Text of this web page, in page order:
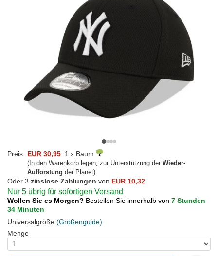
Preis: EUR 30,95 1 x Baum
(In den Warenkorb legen, zur Unterstützung der Wieder-
Aufforstung der Planet)
Oder 3 zinslose Zahlungen von EUR 10,32
Nur 5 übrig für sofortigen Versand
Wollen Sie es Morgen? Bestellen Sie innerhalb von 7 Stunden
34 Minuten
Universalgröße (Größenguide)
Menge